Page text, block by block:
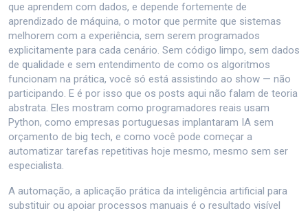
que aprendem com dados, e depende fortemente de
aprendizado de máquina, o motor que permite que sistemas
melhorem com a experiência, sem serem programados
explicitamente para cada cenário. Sem código limpo, sem dados
de qualidade e sem entendimento de como os algoritmos
funcionam na prática, você só está assistindo ao show — não
participando. E é por isso que os posts aqui não falam de teoria
abstrata. Eles mostram como programadores reais usam
Python, como empresas portuguesas implantaram IA sem
orçamento de big tech, e como você pode começar a
automatizar tarefas repetitivas hoje mesmo, mesmo sem ser
especialista.
A automação, a aplicação prática da inteligência artificial para
substituir ou apoiar processos manuais é o resultado visível